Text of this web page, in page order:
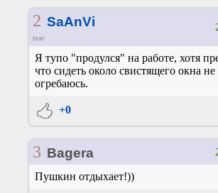
2 SaAnVi
tzar
Я тупо "продулся" на работе, хотя
что сидеть около свистящего окна
огребаюсь.
+0
3 Bagera
Пушкин отдыхает!))